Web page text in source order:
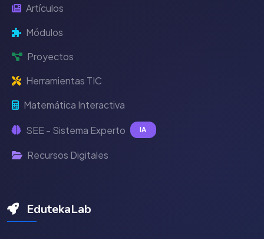
Artículos
Módulos
Proyectos
Herramientas TIC
Matemática Interactiva
SEE - Sistema Experto IA
Recursos Digitales
EdutekaLab